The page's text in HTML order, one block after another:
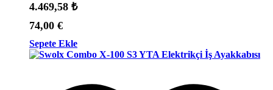
4.469,58 ₺
74,00 €
Sepete Ekle